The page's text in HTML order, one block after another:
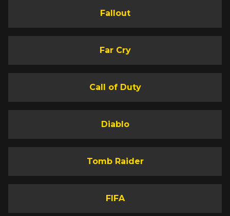
Fallout
Far Cry
Call of Duty
Diablo
Tomb Raider
FIFA